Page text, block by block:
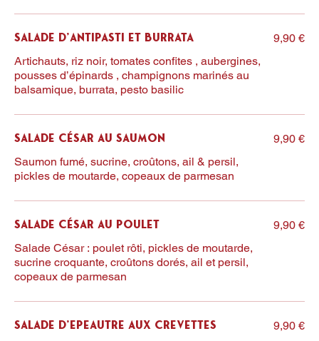
Salade d'Antipasti et Burrata
Artichauts, riz noir, tomates confites , aubergines,
pousses d’épinards , champignons marinés au
balsamique, burrata, pesto basilic
9,90 €
Salade César au Saumon
Saumon fumé, sucrine, croûtons, ail & persil,
pickles de moutarde, copeaux de parmesan
9,90 €
Salade César au Poulet
Salade César : poulet rôti, pickles de moutarde,
sucrine croquante, croûtons dorés, ail et persil,
copeaux de parmesan
9,90 €
Salade d'Epeautre aux Crevettes 9,90 €